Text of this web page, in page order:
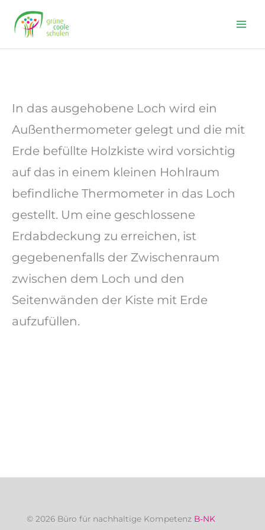
content
In das ausgehobene Loch wird ein
Außenthermometer gelegt und die mit
Erde befüllte Holzkiste wird vorsichtig
auf das in einem kleinen Hohlraum
befindliche Thermometer in das Loch
gestellt. Um eine geschlossene
Erdabdeckung zu erreichen, ist
gegebenenfalls der Zwischenraum
zwischen dem Loch und den
Seitenwänden der Kiste mit Erde
aufzufüllen.
© 2026 Büro für nachhaltige Kompetenz B-NK